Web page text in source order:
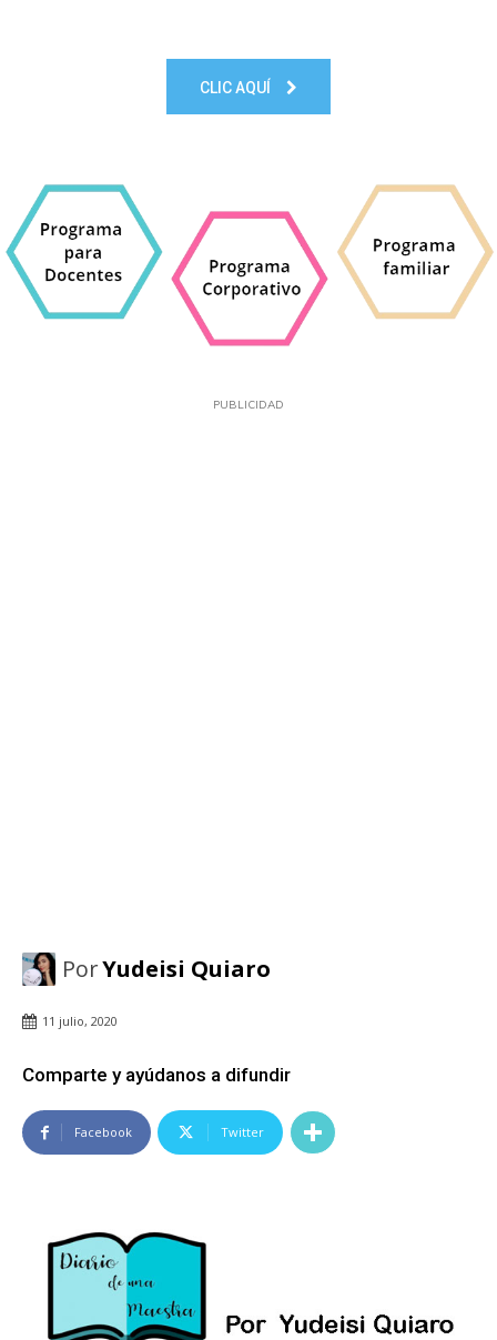
CLIC AQUÍ
PUBLICIDAD
PorYudeisi Quiaro
11 julio, 2020
Comparte y ayúdanos a difundir
Facebook Twitter